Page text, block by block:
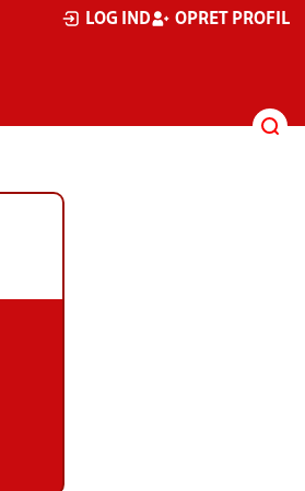
LOG IND OPRET PROFIL